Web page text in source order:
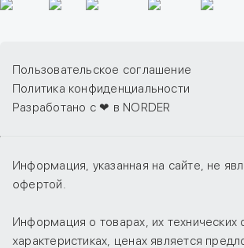
Пользовательское соглашение
Политика конфиденциальности
Разработано с ❤ в NORDER
Информация, указанная на сайте, не
офертой.
Информация о товарах, их технических
характеристиках, ценах является